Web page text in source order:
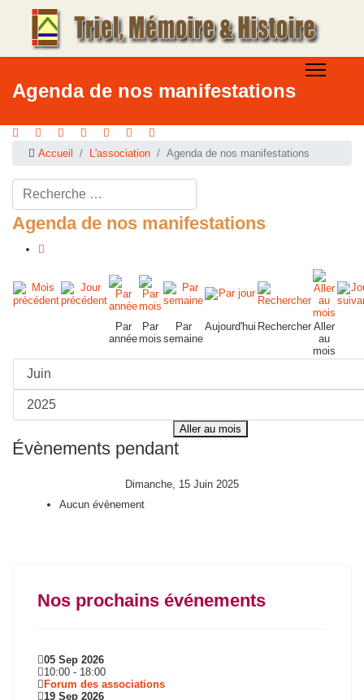
Agenda de nos manifestations
Accueil L'association Agenda de nos manifestations
Rechercher ...
Agenda de nos manifestations
Par
année
Par
mois
Par
semaine
Aujourd'hui Rechercher Aller
au
mois
Aller au mois
Évènements pendant
Dimanche, 15 Juin 2025
Aucun évènement
Nos prochains événements
05 Sep 2026
10:00 - 18:00
Forum des associations
19 Sep 2026